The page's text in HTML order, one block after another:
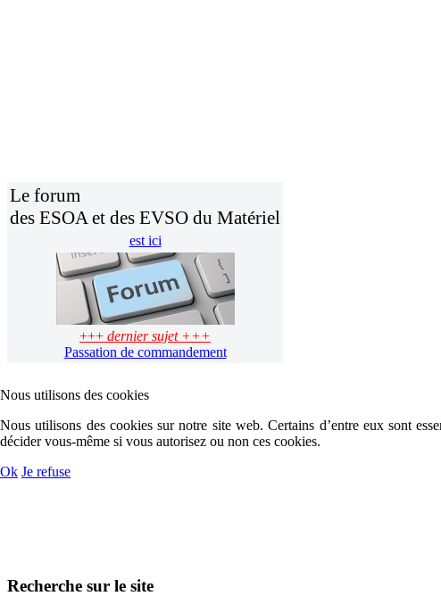
Le forum
des ESOA et des EVSO du Matériel
est ici
+++ dernier sujet +++
Passation de commandement
Recherche sur le site
Nous utilisons des cookies
Nous utilisons des cookies sur notre site web. Certains d’entre eux sont
décider vous-même si vous autorisez ou non ces cookies.
Ok Je refuse